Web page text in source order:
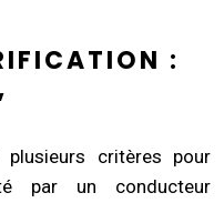
:
plusieurs critères pour
par un conducteur